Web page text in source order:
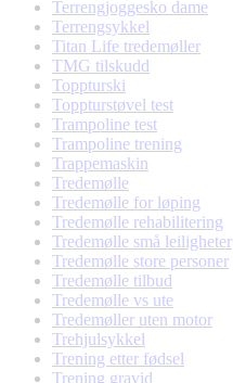
Terrengjoggesko dame
Terrengsykkel
Titan Life tredemøller
TMG tilskudd
Toppturski
Toppturstøvel test
Trampoline test
Trampoline trening
Trappemaskin
Tredemølle
Tredemølle for løping
Tredemølle rehabilitering
Tredemølle små leiligheter
Tredemølle store personer
Tredemølle tilbud
Tredemølle vs ute
Tredemøller uten motor
Trehjulsykkel
Trening etter fødsel
Trening gravid